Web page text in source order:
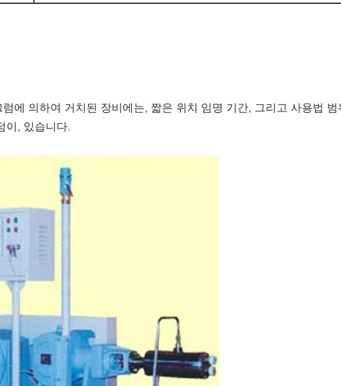
에 의하여 거치된 장비에는, 짧은 위치 임명 기간, 그리고 사용법
이, 있습니다.